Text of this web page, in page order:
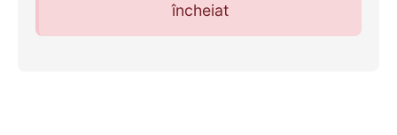
încheiat